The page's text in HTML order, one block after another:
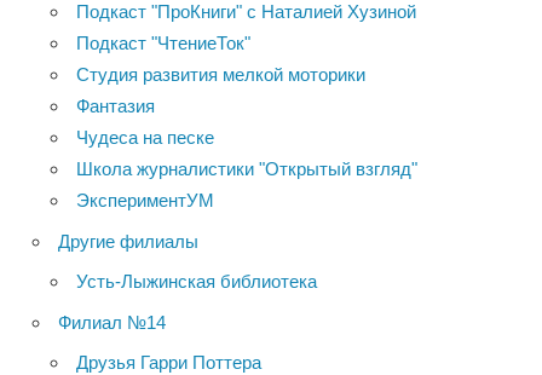
Подкаст "ПроКниги" с Наталией Хузиной
Подкаст "ЧтениеТок"
Студия развития мелкой моторики
Фантазия
Чудеса на песке
Школа журналистики "Открытый взгляд"
ЭкспериментУМ
Другие филиалы
Усть-Лыжинская библиотека
Филиал №14
Друзья Гарри Поттера